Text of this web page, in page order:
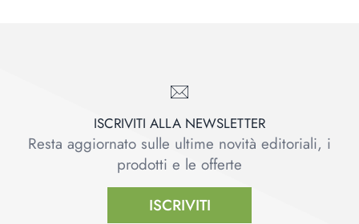
ISCRIVITI ALLA NEWSLETTER
Resta aggiornato sulle ultime novità editoriali, i
prodotti e le offerte
ISCRIVITI